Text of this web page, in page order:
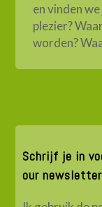
en vinden
plezier?
worden?
Schrijf je in
our newsletter